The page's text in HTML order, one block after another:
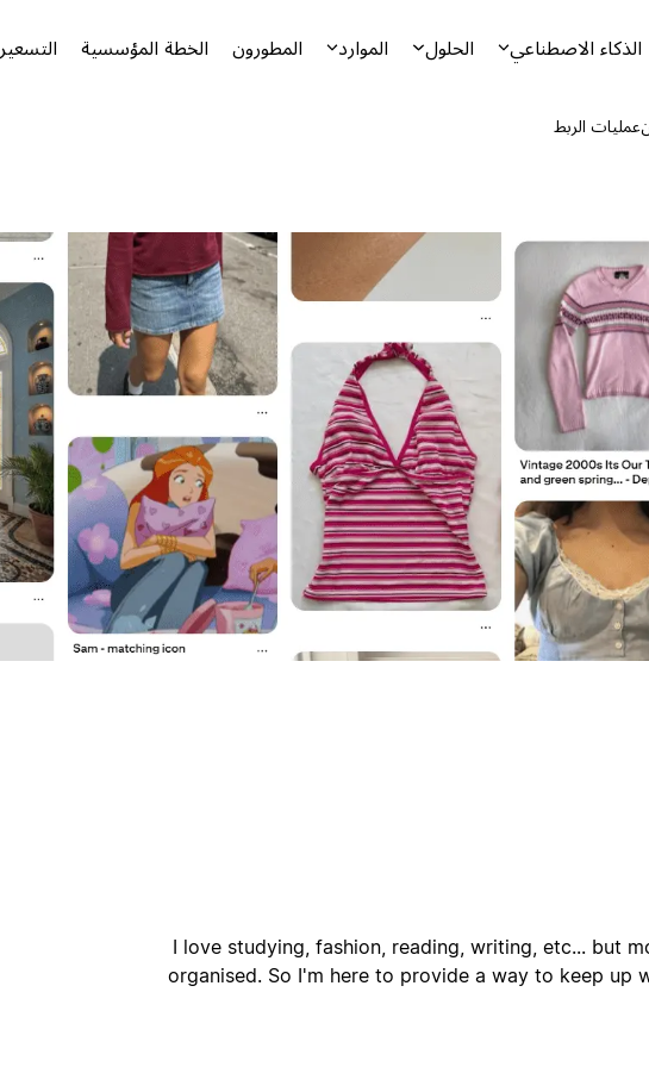
الذكاء الاصطناعي الحلول الموارد المطورون الخطة المؤسسية التسعير
عمليات الربط
I love studying, fashion, reading, writing, etc... but
organised. So I'm here to provide a way to keep up